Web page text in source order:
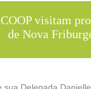
visitam
de Nova